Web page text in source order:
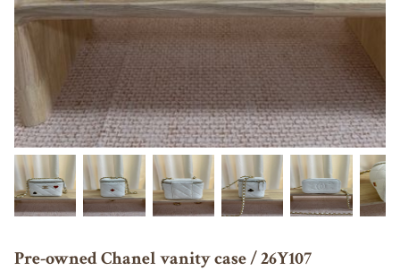
Pre-owned Chanel vanity case / 26Y107